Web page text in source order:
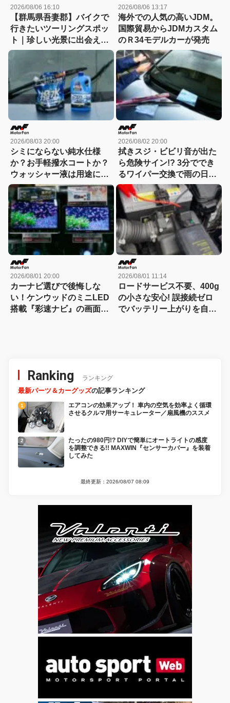
2026/08/06 16:10
【群馬県吾妻郡】バイクで
行きたいツーリングスポッ
ト｜珍しい光景に出会える
「チャツボミゴケ公園」
2026/08/06 13:17
海外での人気の高いJDM。
国際貿易からJDMカスタム
のＲ34モデルカーが発売
2026/08/03 20:00
シミにならない純水仕様
か？お手軽撥水コートか？
ウォッシャー液は用途に合
わせて選ぶ時代
2026/08/02 20:00
拭きスジ・ビビリ音が出た
ら危険サイン!? 3分ででき
るワイパー交換で雨の日の
視界が激変！
2026/08/01 20:00
カーナビ選びで後悔しな
い！ケンウッドのミニLED
搭載『彩速ナビ』の画面の
2026/08/01 11:14
ロードサービス不要、400g
の小さな安心! 誤接続ゼロ
でバッテリー上がりを自力
Ranking ランキング
最新パーツ＆カーグッズの記事ランキング
エアコンの効果アップ！ 車内の空気を効率よく循環
させるクルマ用サーキュレーター／扇風機のススメ
たったの980円!? DIYで簡単にオートライトの感度
を調整できる!! MAXWIN『センサーカバー』を装着
してみた
最終更新：2026/08/07 08:09